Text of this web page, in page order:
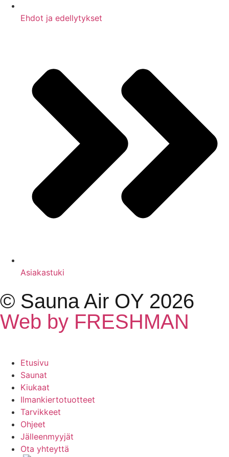
Ehdot ja edellytykset
Asiakastuki
© Sauna Air OY 2026
Web by FRESHMAN
Etusivu
Saunat
Kiukaat
Ilmankiertotuotteet
Tarvikkeet
Ohjeet
Jälleenmyyjät
Ota yhteyttä